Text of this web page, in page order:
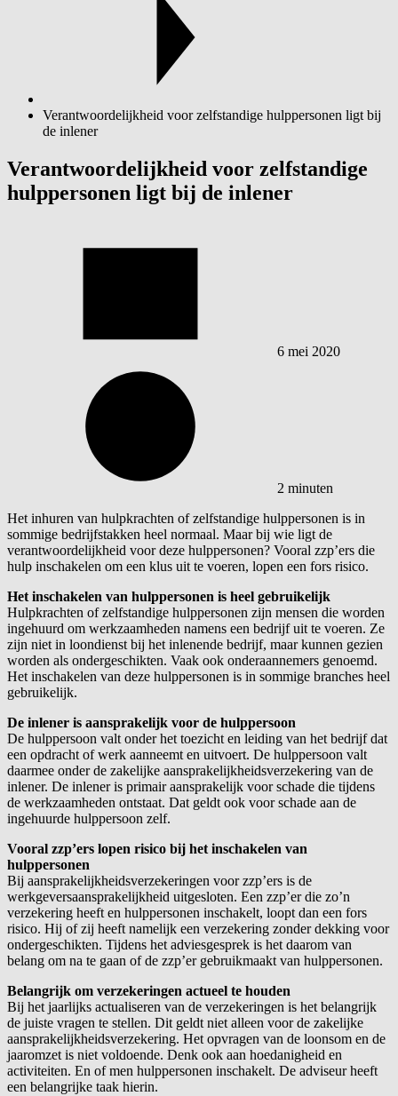
Verantwoordelijkheid voor zelfstandige hulppersonen ligt bij
de inlener
Verantwoordelijkheid voor zelfstandige
hulppersonen ligt bij de inlener
6 mei 2020
2 minuten
Het inhuren van hulpkrachten of zelfstandige hulppersonen is in
sommige bedrijfstakken heel normaal. Maar bij wie ligt de
verantwoordelijkheid voor deze hulppersonen? Vooral zzp’ers die
hulp inschakelen om een klus uit te voeren, lopen een fors risico.
Het inschakelen van hulppersonen is heel gebruikelijk
Hulpkrachten of zelfstandige hulppersonen zijn mensen die worden
ingehuurd om werkzaamheden namens een bedrijf uit te voeren. Ze
zijn niet in loondienst bij het inlenende bedrijf, maar kunnen gezien
worden als ondergeschikten. Vaak ook onderaannemers genoemd.
Het inschakelen van deze hulppersonen is in sommige branches heel
gebruikelijk.
De inlener is aansprakelijk voor de hulppersoon
De hulppersoon valt onder het toezicht en leiding van het bedrijf dat
een opdracht of werk aanneemt en uitvoert. De hulppersoon valt
daarmee onder de zakelijke aansprakelijkheidsverzekering van de
inlener. De inlener is primair aansprakelijk voor schade die tijdens
de werkzaamheden ontstaat. Dat geldt ook voor schade aan de
ingehuurde hulppersoon zelf.
Vooral zzp’ers lopen risico bij het inschakelen van
hulppersonen
Bij aansprakelijkheidsverzekeringen voor zzp’ers is de
werkgeversaansprakelijkheid uitgesloten. Een zzp’er die zo’n
verzekering heeft en hulppersonen inschakelt, loopt dan een fors
risico. Hij of zij heeft namelijk een verzekering zonder dekking voor
ondergeschikten. Tijdens het adviesgesprek is het daarom van
belang om na te gaan of de zzp’er gebruikmaakt van hulppersonen.
Belangrijk om verzekeringen actueel te houden
Bij het jaarlijks actualiseren van de verzekeringen is het belangrijk
de juiste vragen te stellen. Dit geldt niet alleen voor de zakelijke
aansprakelijkheidsverzekering. Het opvragen van de loonsom en de
jaaromzet is niet voldoende. Denk ook aan hoedanigheid en
activiteiten. En of men hulppersonen inschakelt. De adviseur heeft
een belangrijke taak hierin.